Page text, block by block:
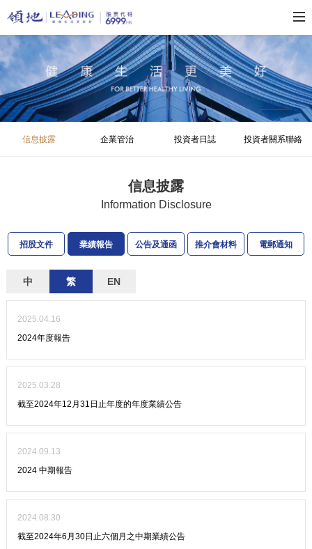
信息披露 企業管治 投資者日誌 投資者關系聯絡
信息披露
Information Disclosure
招股文件 業績報告 公告及通函 推介會材料 電郵通知
中 繁 EN
2025.04.16
2024年度報告
2025.03.28
截至2024年12月31日止年度的年度業績公告
2024.09.13
2024 中期報告
2024.08.30
截至2024年6月30日止六個月之中期業績公告